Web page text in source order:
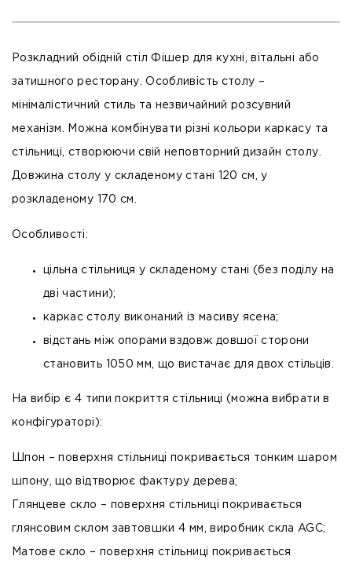
Розкладний обідній стіл Фішер для кухні, вітальні або
затишного ресторану. Особливість столу –
мінімалістичний стиль та незвичайний розсувний
механізм. Можна комбінувати різні кольори каркасу та
стільниці, створюючи свій неповторний дизайн столу.
Довжина столу у складеному стані 120 см, у
розкладеному 170 см.
Особливості:
цільна стільниця у складеному стані (без поділу на
дві частини);
каркас столу виконаний із масиву ясена;
відстань між опорами вздовж довшої сторони
становить 1050 мм, що вистачає для двох стільців.
На вибір є 4 типи покриття стільниці (можна вибрати в
конфігураторі):
Шпон – поверхня стільниці покривається тонким шаром
шпону, що відтворює фактуру дерева;
Глянцеве скло – поверхня стільниці покривається
глянсовим склом завтовшки 4 мм, виробник скла AGC;
Матове скло – поверхня стільниці покривається